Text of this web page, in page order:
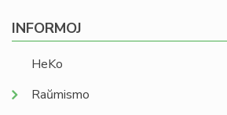
INFORMOJ
HeKo
Raŭmismo